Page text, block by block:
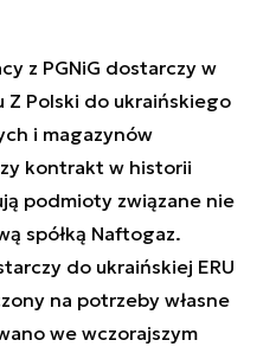
z PGNiG dostarczy w
Z Polski do ukraińskiego
i magazynów
kontrakt w historii
podmioty związane nie
spółką Naftogaz.
do ukraińskiej ERU
na potrzeby własne
we wczorajszym